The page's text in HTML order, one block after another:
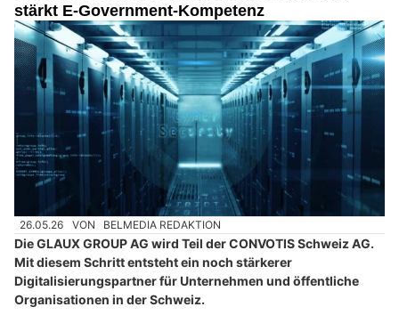
stärkt E-Government-Kompetenz
26.05.26 VON BELMEDIA REDAKTION
Die GLAUX GROUP AG wird Teil der CONVOTIS Schweiz AG.
Mit diesem Schritt entsteht ein noch stärkerer
Digitalisierungspartner für Unternehmen und öffentliche
Organisationen in der Schweiz.